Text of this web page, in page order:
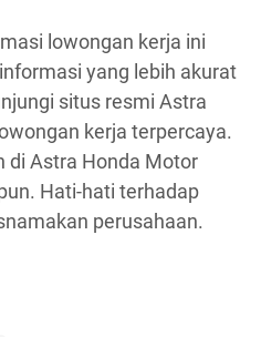
lowongan kerja ini
yang lebih akurat
situs resmi Astra
kerja terpercaya.
di Astra Honda Motor
Hati-hati terhadap
perusahaan.